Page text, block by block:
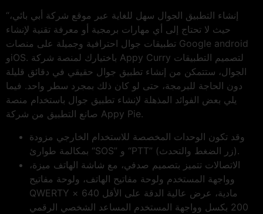
“إنشاء التطبيق الجوال سهل للغاية عبر موقع شركة أبي بائي،
حيث لا تحتاج إلى أي مهارات برمجية أو معرفة تقنية لإنشاء
تطبيقات جوال احترافية وجميلة على منصات Google android
وiOS. باختيارك لمنصة شركة Appy Curry لتصميم التطبيقات
الجوال، ستتمكن من إنشاء تطبيق جوال حقيقي في دقائق قليلة
دون الحاجة للبرمجة، حتى لو كان ذلك بمجرد سطر واحد. فيما
يلي بعض الفوائد المذهلة لإنشاء تطبيق جوال باستخدام منصة
صانع التطبيق من شركة Appy Pie.
وقد تكون الوحدات المخصصة للاستخدام الخارجي مزودة
بمكالمة طوارئ “SOS” و “PTT” (زر الضغط والتحدث).
الاتصالات تتميز بتصميم صدفي، مع شاشة الهاتف ميزة،
وواجهة المستخدم ولوحة مفاتيح الهاتف، ولوحة مفاتيح
QWERTY مادية، عرض عالية الدقة على الأقل 640 ×
200 بكسل وواجهة المستخدم المساعد الشخصي الرقمي